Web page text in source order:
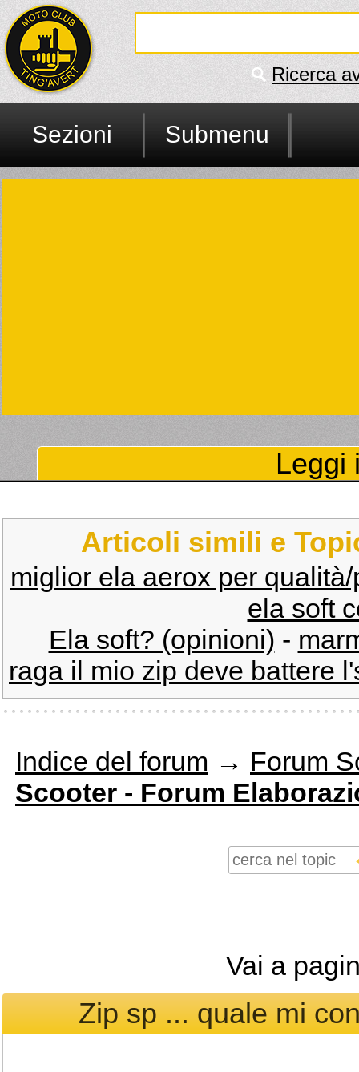
Ricerca
Sezioni Submenu
Leggi
Articoli simili e
miglior ela aerox per
ela soft
Ela soft? (opinioni) -
raga il mio zip deve battere
Indice del forum → Forum
Scooter - Forum
Vai a
Zip sp ... quale mi